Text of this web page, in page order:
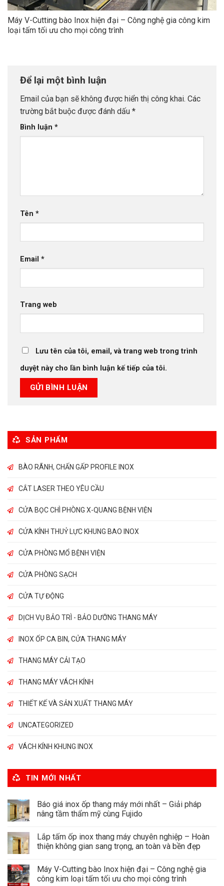
Máy V-Cutting bào Inox hiện đại – Công nghệ gia công kim
loại tấm tối ưu cho mọi công trình
Để lại một bình luận
Email của bạn sẽ không được hiển thị công khai. Các
trường bắt buộc được đánh dấu *
Bình luận *
Tên *
Email *
Trang web
Lưu tên của tôi, email, và trang web trong trình
duyệt này cho lần bình luận kế tiếp của tôi.
SẢN PHẨM
BÀO RÃNH, CHẤN GẤP PROFILE INOX
CẮT LASER THEO YÊU CẦU
CỬA BỌC CHÌ PHÒNG X-QUANG BỆNH VIỆN
CỬA KÍNH THUỶ LỰC KHUNG BAO INOX
CỬA PHÒNG MỔ BỆNH VIỆN
CỬA PHÒNG SẠCH
CỬA TỰ ĐỘNG
DỊCH VỤ BẢO TRÌ - BẢO DƯỠNG THANG MÁY
INOX ỐP CA BIN, CỬA THANG MÁY
THANG MÁY CẢI TẠO
THANG MÁY VÁCH KÍNH
THIẾT KẾ VÀ SẢN XUẤT THANG MÁY
UNCATEGORIZED
VÁCH KÍNH KHUNG INOX
TIN MỚI NHẤT
Báo giá inox ốp thang máy mới nhất – Giải pháp
nâng tầm thẩm mỹ cùng Fujido
Lắp tấm ốp inox thang máy chuyên nghiệp – Hoàn
thiện không gian sang trọng, an toàn và bền đẹp
Máy V-Cutting bào Inox hiện đại – Công nghệ gia
công kim loại tấm tối ưu cho mọi công trình